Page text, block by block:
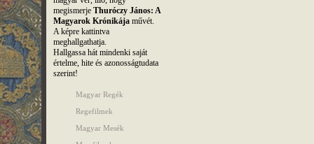
megismerje Thuróczy János: A
Magyarok Krónikájaművét.
A képre kattintva
meghallgathatja.
Hallgassa hát mindenki saját
értelme, hite és azonosságtudata
szerint!
Magyar Regék
Regefilmek
Magyar Mesék